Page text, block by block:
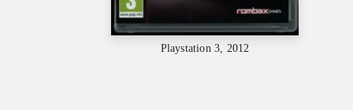
Playstation 3, 2012